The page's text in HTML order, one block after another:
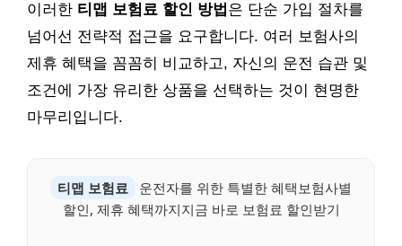
이러한 티맵 보험료 할인 방법 은 단순 가입 절차를
넘어선 전략적 접근을 요구합니다. 여러 보험사의
제휴 혜택을 꼼꼼히 비교하고, 자신의 운전 습관 및
조건에 가장 유리한 상품을 선택하는 것이 현명한
마무리입니다.
티맵 보험료
운전자를 위한 특별한 혜택보험사별
할인, 제휴 혜택까지지금 바로 보험료 할인받기